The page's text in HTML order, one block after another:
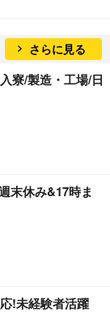
さらに見る
寮/製造・工場/日
末休み&17時ま
!未経験者活躍